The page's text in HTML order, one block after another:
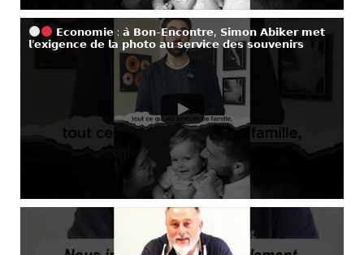
𝗘𝗰𝗼𝗻𝗼𝗺𝗶𝗲 : 𝗮̀ 𝗕𝗼𝗻-𝗘𝗻𝗰𝗼𝗻𝘁𝗿𝗲, 𝗦𝗶𝗺𝗼𝗻 𝗔𝗯𝗶𝗸𝗲𝗿 𝗺𝗲𝘁
𝗹’𝗲𝘅𝗶𝗴𝗲𝗻𝗰𝗲 𝗱𝗲 𝗹𝗮 𝗽𝗵𝗼𝘁𝗼 𝗮𝘂 𝘀𝗲𝗿𝘃𝗶𝗰𝗲 𝗱𝗲𝘀 𝘀𝗼𝘂𝘃𝗲𝗻𝗶𝗿𝘀